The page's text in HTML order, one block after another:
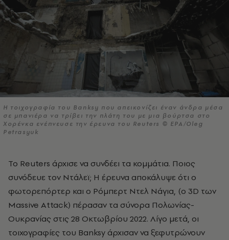
Η τοιχογραφία του Banksy που απεικονίζει έναν άνδρα μέσα
σε μπανιέρα να τρίβει την πλάτη του με μια βούρτσα στο
Χορένκα ενέπνευσε την έρευνα του Reuters © EPA/Oleg
Petrasyuk
Το Reuters άρχισε να συνδέει τα κομμάτια. Ποιος
συνόδευε τον Ντάλεϊ; Η έρευνα αποκάλυψε ότι ο
φωτορεπόρτερ και ο Ρόμπερτ Ντελ Νάγια, (ο 3D των
Massive Attack) πέρασαν τα σύνορα Πολωνίας-
Ουκρανίας στις 28 Οκτωβρίου 2022. Λίγο μετά, οι
τοιχογραφίες του Banksy άρχισαν να ξεφυτρώνουν